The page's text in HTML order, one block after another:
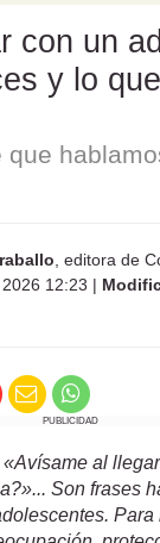
con un
y lo
que
, editora de
12:23 |
PUBLICIDAD
al
Son frases
Para